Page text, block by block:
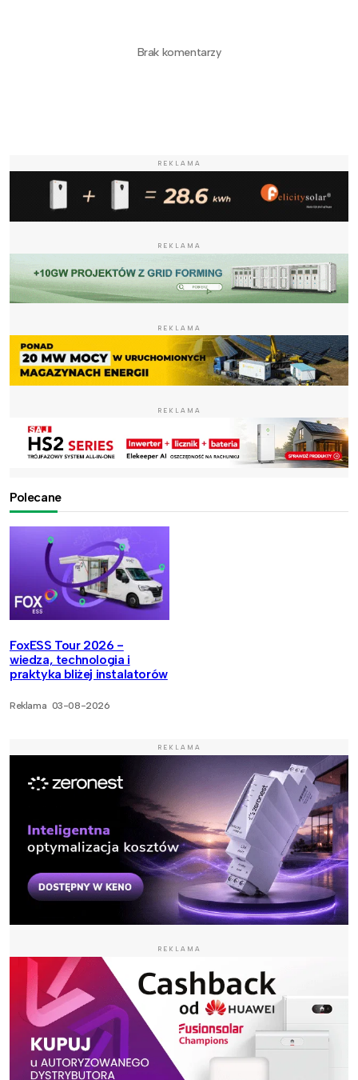
Brak komentarzy
REKLAMA
REKLAMA
REKLAMA
REKLAMA
Polecane
FoxESS Tour 2026 -
wiedza, technologia i
praktyka bliżej instalatorów
Reklama 03-08-2026
REKLAMA
REKLAMA